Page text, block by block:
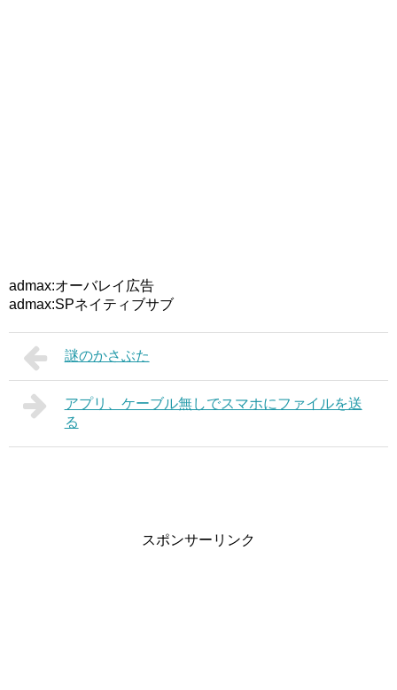
admax:オーバレイ広告
admax:SPネイティブサブ
謎のかさぶた
アプリ、ケーブル無しでスマホにファイルを送
る
スポンサーリンク